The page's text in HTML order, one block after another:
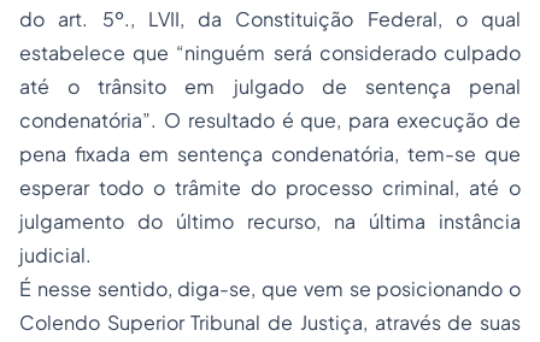
do art. 5º., LVII, da Constituição Federal, o qual
estabelece que “ninguém será considerado culpado
até o trânsito em julgado de sentença penal
condenatória”. O resultado é que, para execução de
pena fixada em sentença condenatória, tem-se que
esperar todo o trâmite do processo criminal, até o
julgamento do último recurso, na última instância
judicial.
É nesse sentido, diga-se, que vem se posicionando o
Colendo Superior Tribunal de Justiça, através de suas